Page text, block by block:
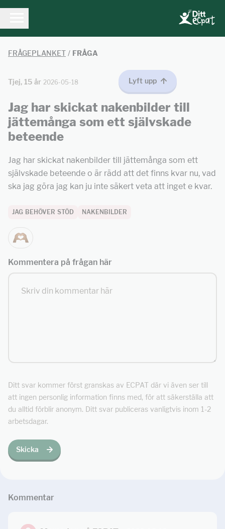
FRÅGEPLANKET / FRÅGA
Tjej, 15 år 2026-05-18 Lyft upp
Jag har skickat nakenbilder till
jättemånga som ett självskade
beteende
Jag har skickat nakenbilder till jättemånga som ett
självskade beteende o är rädd att det finns kvar nu, vad
ska jag göra jag kan ju inte säkert veta att inget e kvar.
JAG BEHÖVER STÖD NAKENBILDER
Kommentera på frågan här
Ditt svar kommer först granskas av ECPAT där vi även ser till
att ingen personlig information finns med, för att säkerställa att
du alltid förblir anonym. Ditt svar publiceras vanligtvis inom 1-2
arbetsdagar.
Skicka
Kommentar